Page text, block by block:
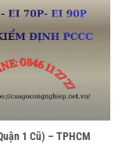
1 Cũ) – TPHCM